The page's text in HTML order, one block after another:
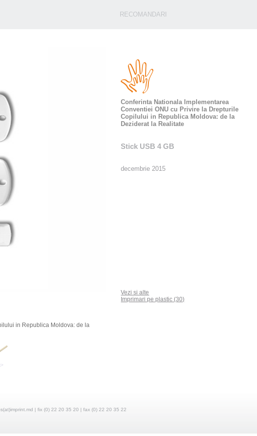
RECOMANDARI
Conferinta Nationala Implementarea
Conventiei ONU cu Privire la Drepturile
Copilului in Republica Moldova: de la
Deziderat la Realitate
Stick USB 4 GB
decembrie 2015
Vezi si alte
Imprimari pe plastic (30)
in Republica Moldova: de la
| fix (0) 22 20 35 20 | fax (0) 22 20 35 22